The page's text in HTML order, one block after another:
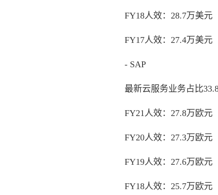
FY18人效：28.7万美元
FY17人效：27.4万美元
- SAP
最新云服务业务占比
FY21人效：27.8万欧元
FY20人效：27.3万欧元
FY19人效：27.6万欧元
FY18人效：25.7万欧元